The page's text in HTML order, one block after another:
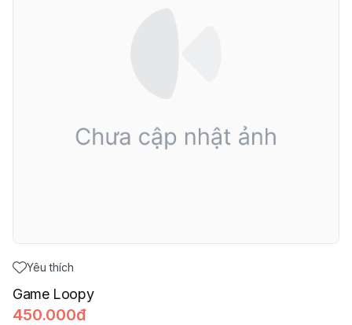
Yêu thích
Game Loopy
450.000đ